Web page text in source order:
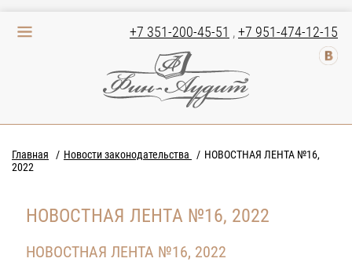
+7 351-200-45-51 ,+7 951-474-12-15
Главная Новости законодательства
НОВОСТНАЯ ЛЕНТА №16,
2022
НОВОСТНАЯ ЛЕНТА №16, 2022
НОВОСТНАЯ ЛЕНТА №16, 2022